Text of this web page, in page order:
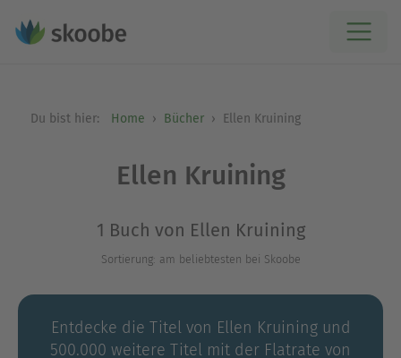
Du bist hier: Home Bücher Ellen Kruining
Ellen Kruining
1 Buch von Ellen Kruining
Sortierung: am beliebtesten bei Skoobe
Entdecke die Titel von Ellen Kruining und
500.000 weitere Titel mit der Flatrate von